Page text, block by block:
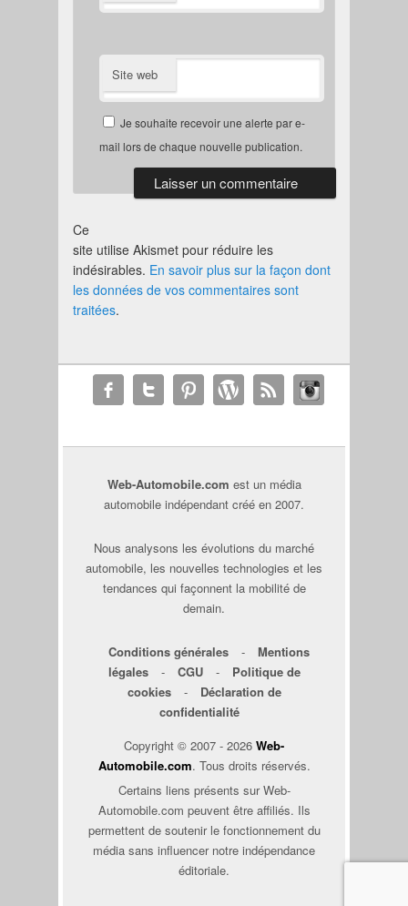
Site web
Je souhaite recevoir une alerte par e-
mail lors de chaque nouvelle publication.
Ce
site utilise Akismet pour réduire les
indésirables. En savoir plus sur la façon dont
les données de vos commentaires sont
traitées.
Web-Automobile.com est un média
automobile indépendant créé en 2007.
Nous analysons les évolutions du marché
automobile, les nouvelles technologies et les
tendances qui façonnent la mobilité de
demain.
Conditions générales -
Mentions
légales
- CGU -
Politique de
cookies
-
Déclaration de
confidentialité
Copyright © 2007 - 2026 Web-
Automobile.com. Tous droits réservés.
Certains liens présents sur Web-
Automobile.com peuvent être affiliés. Ils
permettent de soutenir le fonctionnement du
média sans influencer notre indépendance
éditoriale.